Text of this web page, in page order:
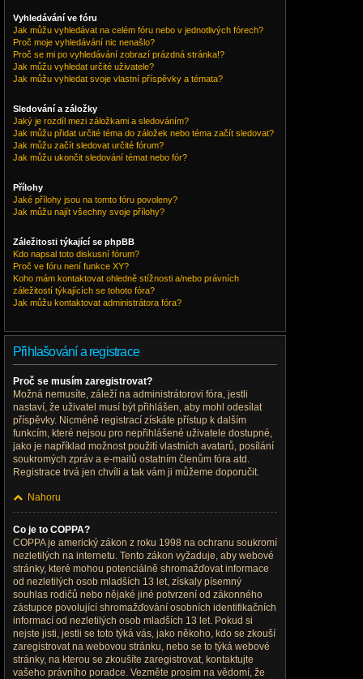
Vyhledávání ve fóru
Jak můžu vyhledávat na celém fóru nebo v jednotlivých fórech?
Proč moje vyhledávání nic nenašlo?
Proč se mi po vyhledávání zobrazí prázdná stránka!?
Jak můžu vyhledat určité uživatele?
Jak můžu vyhledat svoje vlastní příspěvky a témata?
Sledování a záložky
Jaký je rozdíl mezi záložkami a sledováním?
Jak můžu přidat určité téma do záložek nebo téma začít sledovat?
Jak můžu začít sledovat určité fórum?
Jak můžu ukončit sledování témat nebo fór?
Přílohy
Jaké přílohy jsou na tomto fóru povoleny?
Jak můžu najít všechny svoje přílohy?
Záležitosti týkající se phpBB
Kdo napsal toto diskusní fórum?
Proč ve fóru není funkce XY?
Koho mám kontaktovat ohledně stížnosti a/nebo právních
záležitostí týkajících se tohoto fóra?
Jak můžu kontaktovat administrátora fóra?
Přihlašování a registrace
Proč se musím zaregistrovat?
Možná nemusíte, záleží na administrátorovi fóra, jestli
nastaví, že uživatel musí být přihlášen, aby mohl odesílat
příspěvky. Nicméně registrací získáte přístup k dalším
funkcím, které nejsou pro nepřihlášené uživatele dostupné,
jako je například možnost použití vlastních avatarů, posílání
soukromých zpráv a e-mailů ostatním členům fóra atd.
Registrace trvá jen chvíli a tak vám ji můžeme doporučit.
Nahoru
Co je to COPPA?
COPPA je americký zákon z roku 1998 na ochranu soukromí
nezletilých na internetu. Tento zákon vyžaduje, aby webové
stránky, které mohou potenciálně shromažďovat informace
od nezletilých osob mladších 13 let, získaly písemný
souhlas rodičů nebo nějaké jiné potvrzení od zákonného
zástupce povolující shromažďování osobních identifikačních
informací od nezletilých osob mladších 13 let. Pokud si
nejste jisti, jestli se toto týká vás, jako někoho, kdo se zkouší
zaregistrovat na webovou stránku, nebo se to týká webové
stránky, na kterou se zkoušíte zaregistrovat, kontaktujte
vašeho právního poradce. Vezměte prosím na vědomí, že